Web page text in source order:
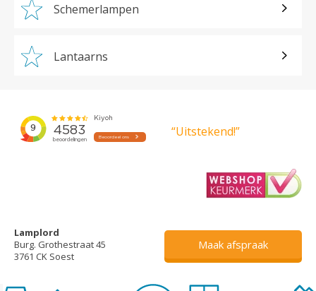
Schemerlampen
Lantaarns
“Uitstekend!”
Lamplord
Burg. Grothestraat 45
3761 CK Soest
Maak afspraak